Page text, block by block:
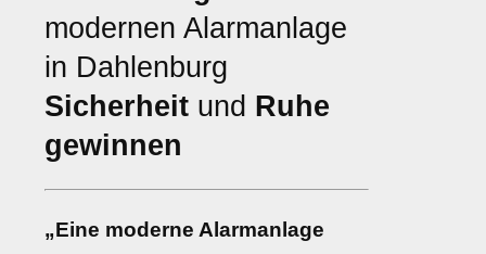
modernen Alarmanlage
in Dahlenburg
Sicherheit und Ruhe
gewinnen
„Eine moderne Alarmanlage